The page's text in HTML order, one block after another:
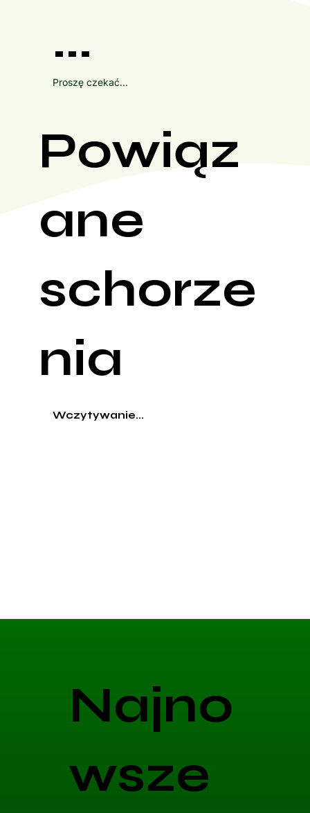
...
Proszę czekać...
Powiąz
ane
schorze
nia
Wczytywanie...
Najno
wsze